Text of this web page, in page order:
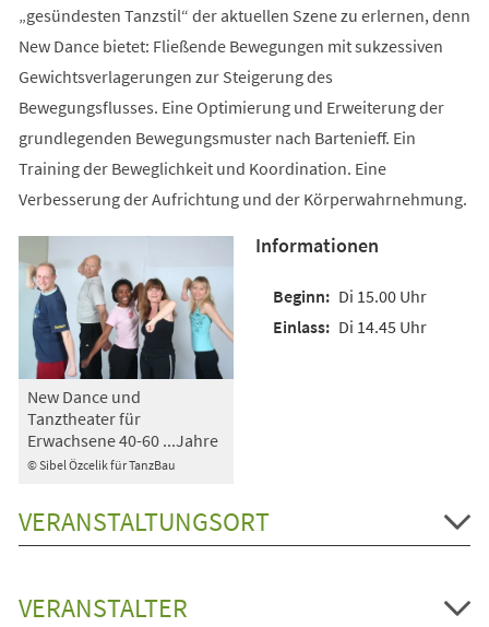
„gesündesten Tanzstil“ der aktuellen Szene zu erlernen, denn
New Dance bietet: Fließende Bewegungen mit sukzessiven
Gewichtsverlagerungen zur Steigerung des
Bewegungsflusses. Eine Optimierung und Erweiterung der
grundlegenden Bewegungsmuster nach Bartenieff. Ein
Training der Beweglichkeit und Koordination. Eine
Verbesserung der Aufrichtung und der Körperwahrnehmung.
© Sibel Özcelik für TanzBau
New Dance und
Tanztheater für
Erwachsene 40-60 ...Jahre
Informationen
Di 15.00 Uhr
Di 14.45 Uhr
VERANSTALTUNGSORT
VERANSTALTER